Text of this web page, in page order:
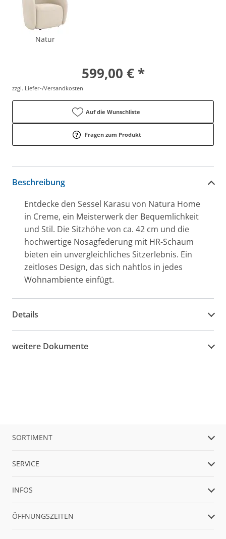
Natur
599,00 € *
zzgl. Liefer-/Versandkosten
Auf die Wunschliste
Fragen zum Produkt
Beschreibung
Entdecke den Sessel Karasu von Natura Home
in Creme, ein Meisterwerk der Bequemlichkeit
und Stil. Die Sitzhöhe von ca. 42 cm und die
hochwertige Nosagfederung mit HR-Schaum
bieten ein unvergleichliches Sitzerlebnis. Ein
zeitloses Design, das sich nahtlos in jedes
Wohnambiente einfügt.
Details
weitere Dokumente
SORTIMENT
SERVICE
INFOS
ÖFFNUNGSZEITEN